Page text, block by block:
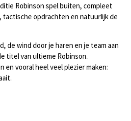
Robinson spel buiten, compleet
opdrachten en natuurlijk de
de wind door je haren en je team aan
titel van ultieme Robinson.
en vooral heel veel plezier maken: